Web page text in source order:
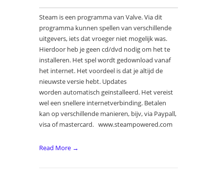
Steam is een programma van Valve. Via dit
programma kunnen spellen van verschillende
uitgevers, iets dat vroeger niet mogelijk was.
Hierdoor heb je geen cd/dvd nodig om het te
installeren. Het spel wordt gedownload vanaf
het internet. Het voordeel is dat je altijd de
nieuwste versie hebt. Updates
worden automatisch geïnstalleerd. Het vereist
wel een snellere internetverbinding. Betalen
kan op verschillende manieren, bijv, via Paypall,
visa of mastercard. www.steampowered.com
Read More →